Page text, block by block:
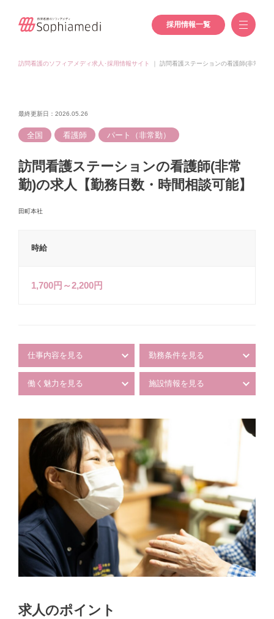
採用情報一覧
訪問看護のソフィアメディ求人･採用情報サイト 訪問看護ステーションの看護師(非常勤)
最終更新日：2026.05.26
全国 看護師 パート（非常勤）
訪問看護ステーションの看護師(非常
勤)の求人【勤務日数・時間相談可能】
田町本社
時給
1,700円～2,200円
仕事内容を見る 勤務条件を見る
働く魅力を見る 施設情報を見る
求人のポイント